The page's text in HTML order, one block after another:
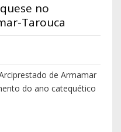
no
Tarouca
de Armamar
do ano catequético